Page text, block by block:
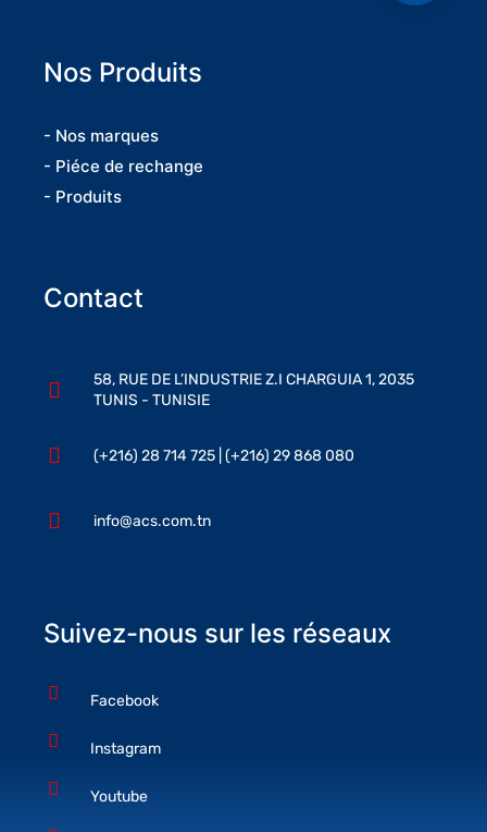
Nos Produits
- Nos marques
- Piéce de rechange
- Produits
Contact
58, RUE DE L’INDUSTRIE Z.I CHARGUIA 1, 2035
TUNIS - TUNISIE
(+216) 28 714 725 | (+216) 29 868 080
info@acs.com.tn
Suivez-nous sur les réseaux
Facebook
Instagram
Youtube